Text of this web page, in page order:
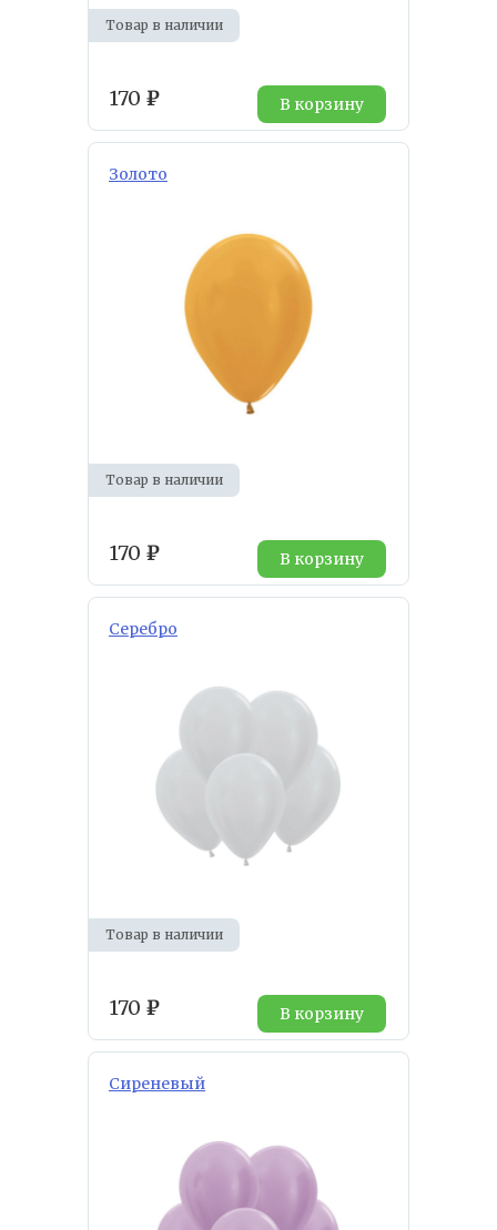
Товар в наличии
170 ₽ В корзину
Золото
Товар в наличии
170 ₽ В корзину
Серебро
Товар в наличии
170 ₽ В корзину
Сиреневый